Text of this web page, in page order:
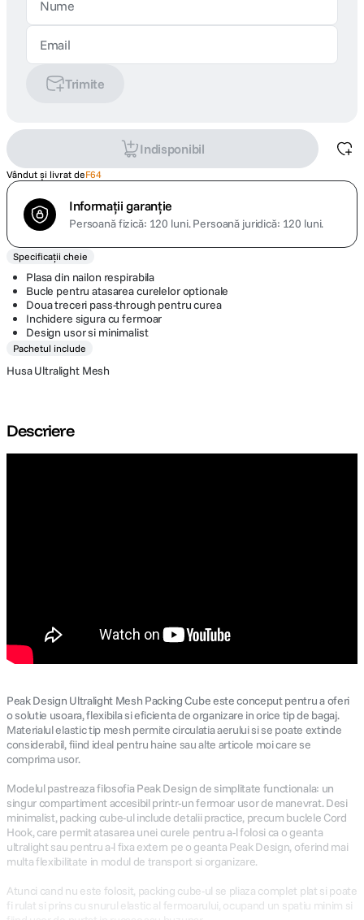
Trimite
Indisponibil
Vândut și livrat deF64
Informații garanție
Persoană fizică: 120 luni. Persoană juridică: 120 luni.
Specificații cheie
Plasa din nailon respirabila
Bucle pentru atasarea curelelor optionale
Doua treceri pass-through pentru curea
Inchidere sigura cu fermoar
Design usor si minimalist
Pachetul include
Husa Ultralight Mesh
Descriere
Peak Design Ultralight Mesh Packing Cube este conceput pentru a oferi
o solutie usoara, flexibila si eficienta de organizare in orice tip de bagaj.
Materialul elastic tip mesh permite circulatia aerului si se poate extinde
considerabil, fiind ideal pentru haine sau alte articole moi care se
comprima usor.
Modelul pastreaza filosofia Peak Design de simplitate functionala: un
singur compartiment accesibil printr-un fermoar usor de manevrat. Desi
minimalist, packing cube-ul include detalii practice, precum buclele Cord
Hook, care permit atasarea unei curele pentru a-l folosi ca o geanta
ultralight sau pentru a-l fixa extern pe o geanta Peak Design, oferind mai
multa flexibilitate in modul de transport si organizare.
Atunci cand nu este folosit, packing cube-ul se pliaza complet plat si poate
fi rulat si prins cu snurul elastic al fermoarului, ocupand un spatiu minim si